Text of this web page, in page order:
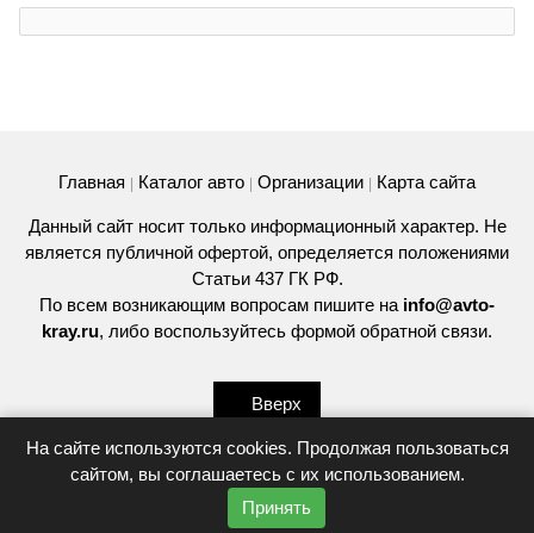
Главная Каталог авто Организации Карта сайта
Данный сайт носит только информационный характер. Не
является публичной офертой, определяется положениями
Статьи 437 ГК РФ.
По всем возникающим вопросам пишите на info@avto-
kray.ru, либо воспользуйтесь формой обратной связи.
Вверх
© 2026
На сайте используются cookies. Продолжая пользоваться
сайтом, вы соглашаетесь с их использованием.
Принять